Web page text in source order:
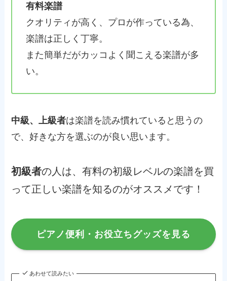
有料楽譜
クオリティが高く、プロが作っている為、
楽譜は正しく丁寧。
また簡単だがカッコよく聞こえる楽譜が多
い。
中級、上級者は楽譜を読み慣れていると思うの
で、好きな方を選ぶのが良い思います。
初級者の人は、有料の初級レベルの楽譜を買
って正しい楽譜を知るのがオススメです！
ピアノ便利・お役立ちグッズを見る
あわせて読みたい